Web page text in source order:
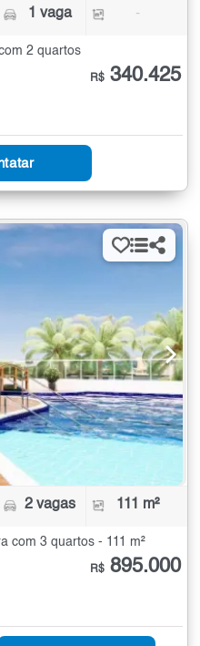
1 vaga -
2 quartos
R$ 340.425
2 vagas 111 m²
com 3 quartos - 111 m²
R$ 895.000